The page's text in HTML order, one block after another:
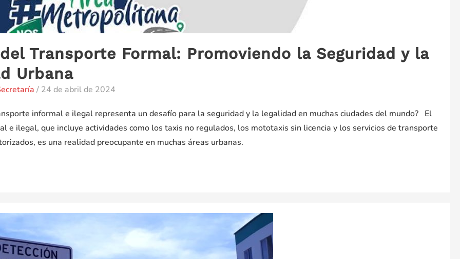
Transporte Formal: Promoviendo la Seguridad y la
Urbana
/ 24 de abril de 2024
informal e ilegal representa un desafío para la seguridad y la legalidad en muchas ciudades del mundo? El
e ilegal, que incluye actividades como los taxis no regulados, los mototaxis sin licencia y los servicios de transporte
es una realidad preocupante en muchas áreas urbanas.